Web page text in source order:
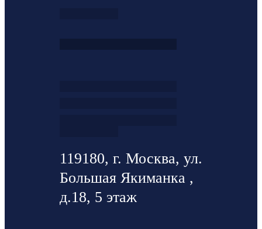
119180, г. Москва, ул.
Большая Якиманка ,
д.18, 5 этаж